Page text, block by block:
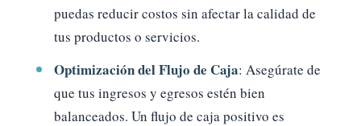
puedas reducir costos sin afectar la calidad de
tus productos o servicios.
Optimización del Flujo de Caja: Asegúrate de
que tus ingresos y egresos estén bien
balanceados. Un flujo de caja positivo es